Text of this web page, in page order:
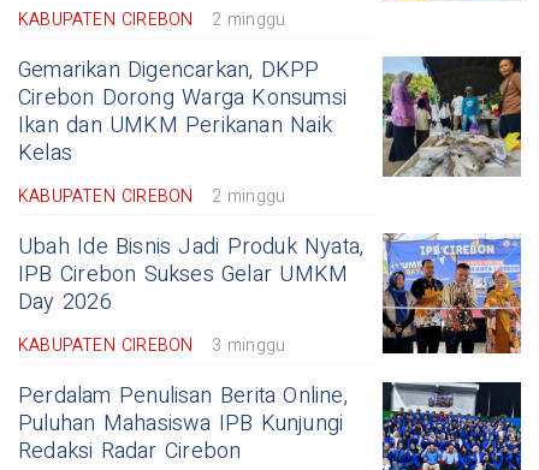
KABUPATEN CIREBON 2 minggu
Gemarikan Digencarkan, DKPP
Cirebon Dorong Warga Konsumsi
Ikan dan UMKM Perikanan Naik
Kelas
KABUPATEN CIREBON 2 minggu
Ubah Ide Bisnis Jadi Produk Nyata,
IPB Cirebon Sukses Gelar UMKM
Day 2026
KABUPATEN CIREBON 3 minggu
Perdalam Penulisan Berita Online,
Puluhan Mahasiswa IPB Kunjungi
Redaksi Radar Cirebon